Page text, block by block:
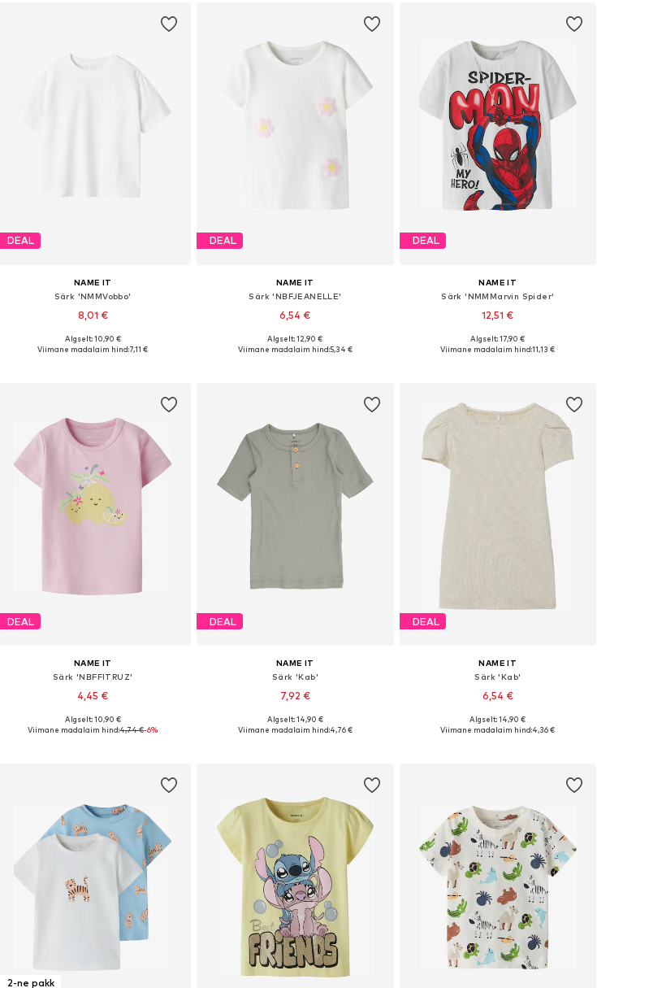
DEAL
NAME IT
Särk 'NMMVobbo'
8,01 €
Saadaval erinevates suurustes
Algselt: 10,90 €
Viimane madalaim hind:7,11 €
DEAL
NAME IT
Särk 'NBFJEANELLE'
6,54 €
Saadaolevad suurused: 62, 68, 74
Algselt: 12,90 €
Viimane madalaim hind:5,34 €
DEAL
NAME IT
Särk 'NMMMarvin Spider'
12,51 €
Saadaval erinevates suurustes
Algselt: 17,90 €
Viimane madalaim hind:11,13 €
DEAL
NAME IT
Särk 'NBFFITRUZ'
4,45 €
Saadaolevad suurused: 56, 62, 68
Algselt: 10,90 €
Viimane madalaim hind:4,74 €-6%
DEAL
NAME IT
Särk 'Kab'
7,92 €
+ 1
Saadaval erinevates suurustes
Algselt: 14,90 €
Viimane madalaim hind:4,76 €
DEAL
NAME IT
Särk 'Kab'
6,54 €
+ 2
Algselt: 14,90 €
Viimane madalaim hind:4,36 €
2-ne pakk